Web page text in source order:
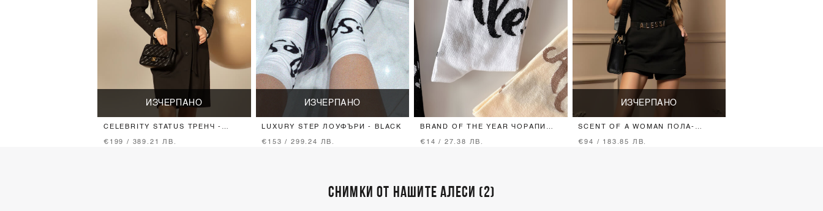
ИЗЧЕРПАНО
CELEBRITY STATUS ТРЕНЧ -
€199 / 389.21 ЛВ.
ИЗЧЕРПАНО
LUXURY STEP ЛОУФЪРИ - BLACK
€153 / 299.24 ЛВ.
BRAND OF THE YEAR ЧОРАПИ
€14 / 27.38 ЛВ.
ИЗЧЕРПАНО
SCENT OF A WOMAN ПОЛА-
€94 / 183.85 ЛВ.
СНИМКИ ОТ НАШИТЕ АЛЕСИ (2)